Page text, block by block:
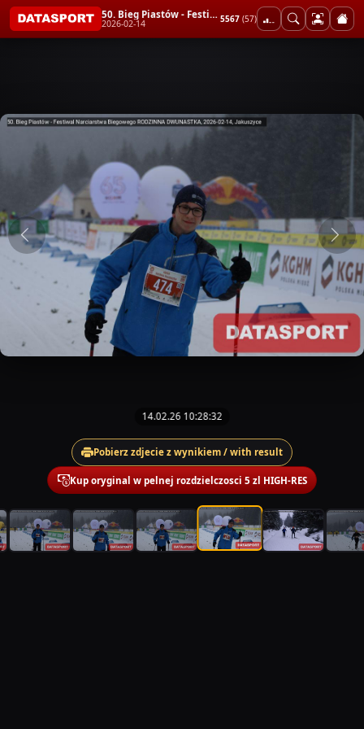
50. Bieg Piastów - Festiwal Narciarstwa Biegowego RODZINNA DWUNASTKA
2026-02-14 5567 (57)
14.02.26 10:28:32
Pobierz zdjecie z wynikiem / with result
Kup oryginal w pelnej rozdzielczosci 5 zl HIGH-RES